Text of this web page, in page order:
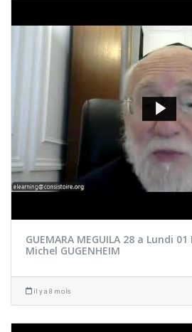
GUEMARA MEGUILA 28 a Lundi
Michel GUGENHEIM
il y a 8 mois